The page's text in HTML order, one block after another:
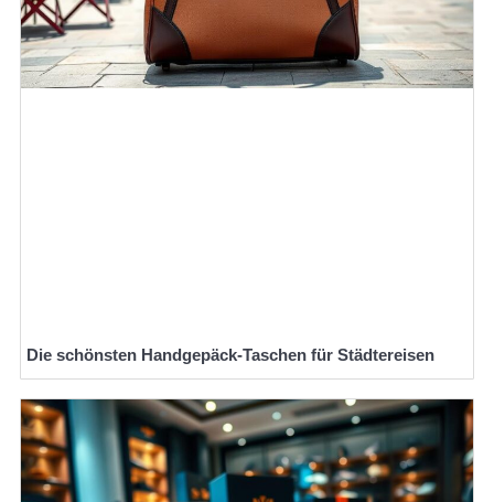
Die schönsten Handgepäck-Taschen für Städtereisen